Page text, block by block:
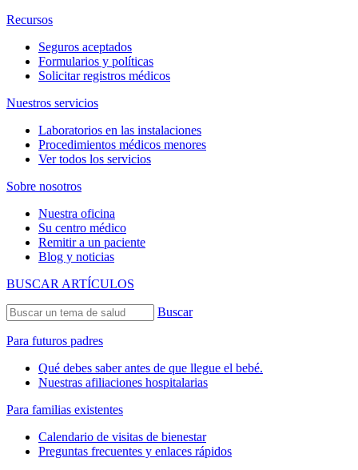
Recursos
Seguros aceptados
Formularios y políticas
Solicitar registros médicos
Nuestros servicios
Laboratorios en las instalaciones
Procedimientos médicos menores
Ver todos los servicios
Sobre nosotros
Nuestra oficina
Su centro médico
Remitir a un paciente
Blog y noticias
BUSCAR ARTÍCULOS
Buscar
Para futuros padres
Qué debes saber antes de que llegue el bebé.
Nuestras afiliaciones hospitalarias
Para familias existentes
Calendario de visitas de bienestar
Preguntas frecuentes y enlaces rápidos